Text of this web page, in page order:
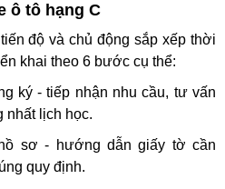
ô tô hạng C
độ và chủ động sắp xếp thời
khai theo 6 bước cụ thể:
ký - tiếp nhận nhu cầu, tư vấn
nhất lịch học.
sơ - hướng dẫn giấy tờ cần
quy định.